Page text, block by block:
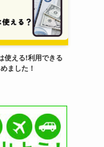
使える!利用できる
ました！